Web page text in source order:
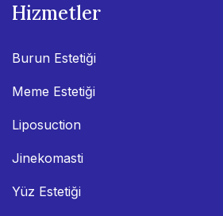
Hizmetler
Burun Estetiği
Meme Estetiği
Liposuction
Jinekomasti
Yüz Estetiği